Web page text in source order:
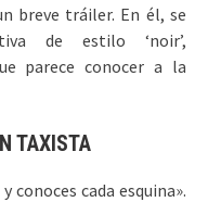
breve tráiler. En él, se
de estilo ‘noir’,
parece conocer a la
TAXISTA
conoces cada esquina».